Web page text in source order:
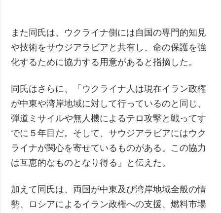
また同氏は、ウクライナ側には自国の専門的知見
や技術をサウジアラビアと共有し、命の保護を強
化するために協力する用意があると指摘した。
同氏はさらに、「ウクライナ人は現在イラン政権
が中東や湾岸地域に対して行っているのと同じ、
弾道ミサイルや無人機によるテロ攻撃と戦ってす
でに５年目だ。そして、サウジアラビアにはウク
ライナが関心を寄せているものがある。この協力
は互恵的なものとなり得る」と伝えた。
加えて同氏は、両国が中東及び湾岸地域全般の情
勢、ロシアによるイラン政権への支援、燃料市場